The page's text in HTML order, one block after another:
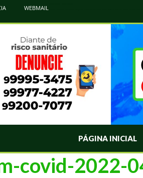
WEBMAIL
PÁGINA INICIAL
covid-2022-